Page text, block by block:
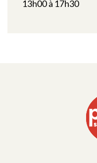
13h00 à 17h30